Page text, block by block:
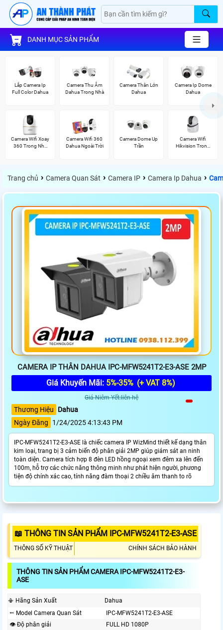
DANH MỤC SẢN PHẨM
Lắp Camera Ip
Full Color Dahua
Camera Thu Âm
Dahua Trong Nhà
Camera Thân Lớn
Dahua
Camera Ip Dome
Dahua
Camera Wifi Xoay
360 Trong Nhà
Camera Wifi 360
Dahua Ngoài Trời
Camera Dome Up
Trần
Camera Wifi
Hikvision Trong
Trang chủ › Camera Quan Sát › Camera IP › Camera Ip Dahua ›
CAMERA IP THÂN DAHUA IPC-MFW5241T2-E3-ASE 2MP
Giá Khuyến Mãi: 5%-35% (+ VAT 8%)
Giá Niêm Yết:liên hệ
Thương Hiệu
Dahua
Ngày Đăng
1/24/2025 4:13:43 PM
IPC-MFW5241T2-E3-ASE là chiếc camera IP WizMind thiết kế dạng thân
kim loại, trang bị 3 cảm biến độ phân giải 2MP giúp giám sát an ninh
toàn diện. Camera tích hợp 8 đèn LED hồng ngoại xem đêm xa lên đến
100m, hỗ trợ các chức năng thông minh như phát hiện người, phương
tiện độ chính xác cao, tính năng đàm thoại 2 chiều âm thanh to rõ
📖 THÔNG TIN SẢN PHẨM IPC-MFW5241T2-E3-ASE
THÔNG SỐ KỸ THUẬT CHÍNH SÁCH BẢO HÀNH
THÔNG TIN SẢN PHẨM CAMERA IPC-MFW5241T2-E3-
ASE
📳 Hãng Sản Xuất
Dahua
⬹ Model Camera Quan Sát
IPC-MFW5241T2-E3-ASE
👁 Độ phân giải
FULL HD 1080P